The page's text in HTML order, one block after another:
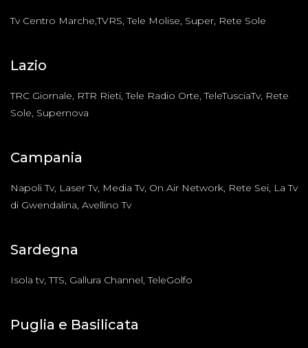
Tv Centro Marche,TVRS, Tele Molise, Super, Rete Sole
Lazio
TRC Giornale, RTR Rieti, Tele Radio Orte, TeleTusciaTv, Rete
Sole, Supernova
Campania
Napoli Tv, Laser Tv, Media Tv, On Air Network, Rete Sei, La Tv
di Gwendalina, Avellino Tv
Sardegna
Isola tv, TTS, Gallura Channel, TeleGolfo
Puglia e Basilicata